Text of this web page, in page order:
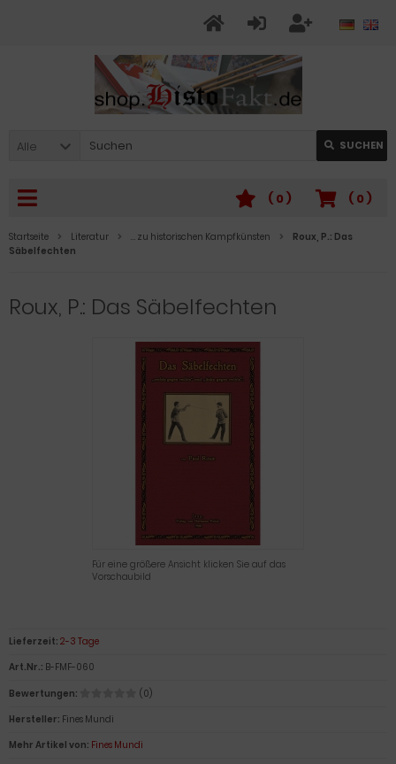
Alle SUCHEN
( 0 )
( 0 )
Startseite Literatur … zu historischen Kampfkünsten
Roux, P.: Das
Säbelfechten
Roux, P.: Das Säbelfechten
Für eine größere Ansicht klicken Sie auf das
Vorschaubild
Lieferzeit: 2-3 Tage
Art.Nr.: B-FMF-060
Bewertungen:
(0)
Hersteller: Fines Mundi
Mehr Artikel von: Fines Mundi